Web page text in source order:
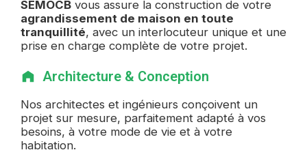
SEMOCB vous assure la construction de votre
agrandissement de maison en toute
tranquillité, avec un interlocuteur unique et une
prise en charge complète de votre projet.
Architecture & Conception
Nos architectes et ingénieurs conçoivent un
projet sur mesure, parfaitement adapté à vos
besoins, à votre mode de vie et à votre
habitation.